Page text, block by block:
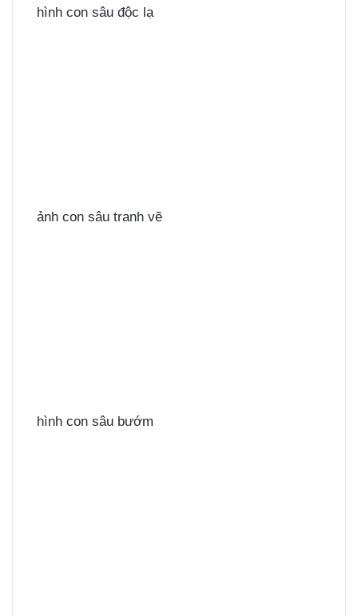
hình con sâu độc lạ
ảnh con sâu tranh vẽ
hình con sâu bướm